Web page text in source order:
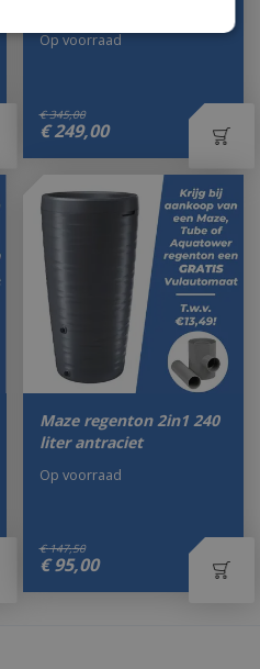
€ 345,00
€ 249,00
Op voorraad
Maze regenton 2in1 240
liter antraciet
€ 147,50
€ 95,00
Op voorraad